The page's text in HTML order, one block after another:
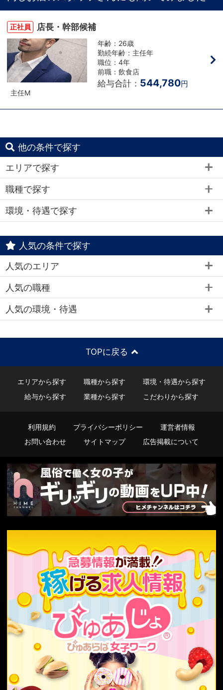
正社員 店長・幹部候補
主任M
年齢：26歳
勤続年齢：主任年
職位：4年
前職：飲食店
給与合計： 544,780円
他の条件で探す
エリアで探す
職種で探す
環境・待遇で探す
人気の条件で探す
人気のエリア
人気の職種
人気の環境・待遇
TOPに戻る
エリアから探す 職種から探す
環境・待遇から探す
給与から探す
業種から探す こだわりから探す
利用規約 プライバシーポリシー
運営者情報
お問い合わせ
サイトマップ 広告掲載について